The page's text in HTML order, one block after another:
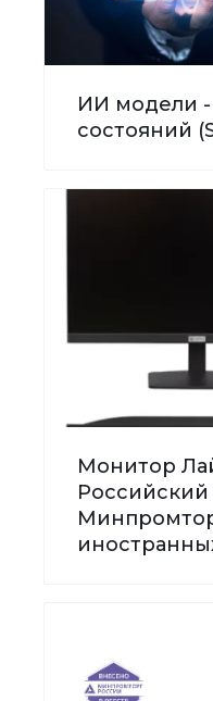
ИИ модели -
состояний
Монитор